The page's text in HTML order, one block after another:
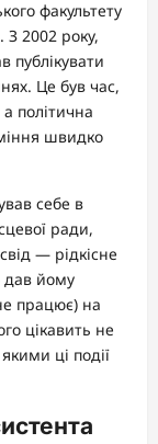
факультету
2002 року,
публікувати
Це був час,
політична
швидко
себе в
ради,
— рідкісне
дав йому
працює) на
цікавить не
ці події